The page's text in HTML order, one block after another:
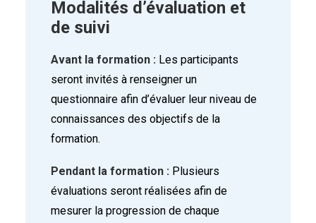
Modalités d’évaluation et
de suivi
Avant la formation : Les participants
seront invités à renseigner un
questionnaire afin d’évaluer leur niveau de
connaissances des objectifs de la
formation.
Pendant la formation : Plusieurs
évaluations seront réalisées afin de
mesurer la progression de chaque